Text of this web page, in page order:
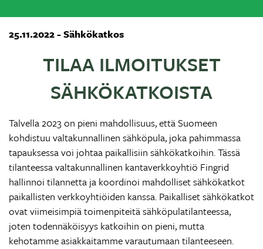
25.11.2022 - Sähkökatkos
TILAA ILMOITUKSET
SÄHKÖKATKOISTA
Talvella 2023 on pieni mahdollisuus, että Suomeen
kohdistuu valtakunnallinen sähköpula, joka pahimmassa
tapauksessa voi johtaa paikallisiin sähkökatkoihin. Tässä
tilanteessa valtakunnallinen kantaverkkoyhtiö Fingrid
hallinnoi tilannetta ja koordinoi mahdolliset sähkökatkot
paikallisten verkkoyhtiöiden kanssa. Paikalliset sähkökatkot
ovat viimeisimpiä toimenpiteitä sähköpulatilanteessa,
joten todennäköisyys katkoihin on pieni, mutta
kehotamme asiakkaitamme varautumaan tilanteeseen.